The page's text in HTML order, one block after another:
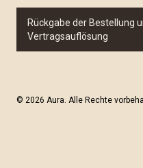
Rückgabe der Bestellung
Vertragsauflösung
© 2026 Aura. Alle Rechte